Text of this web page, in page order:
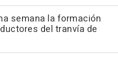
semana la formación
del tranvía de